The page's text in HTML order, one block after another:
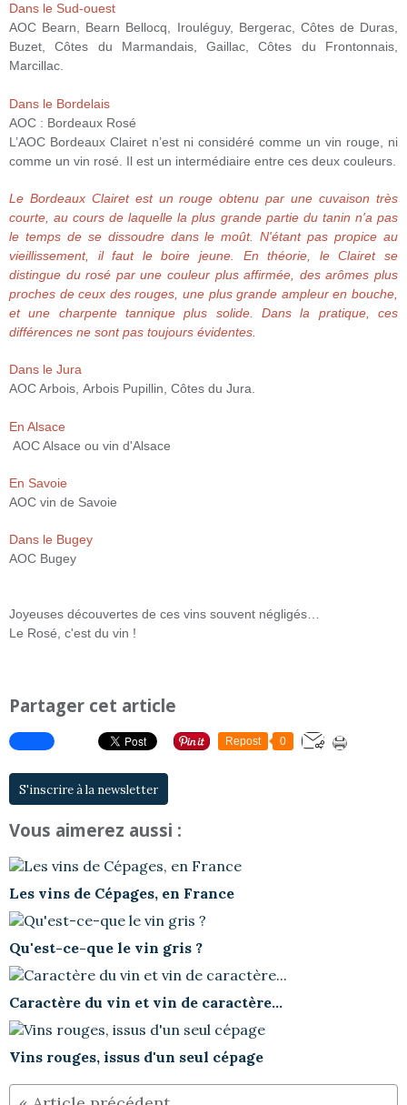
Dans le Sud-ouest
AOC Bearn, Bearn Bellocq, Irouléguy, Bergerac, Côtes de Duras,
Buzet, Côtes du Marmandais, Gaillac, Côtes du Frontonnais,
Marcillac.
Dans le Bordelais
AOC : Bordeaux Rosé
L’AOC Bordeaux Clairet n’est ni considéré comme un vin rouge, ni
comme un vin rosé. Il est un intermédiaire entre ces deux couleurs.
Le Bordeaux Clairet est un rouge obtenu par une cuvaison très
courte, au cours de laquelle la plus grande partie du tanin n'a pas
le temps de se dissoudre dans le moût. N'étant pas propice au
vieillissement, il faut le boire jeune. En théorie, le Clairet se
distingue du rosé par une couleur plus affirmée, des arômes plus
proches de ceux des rouges, une plus grande ampleur en bouche,
et une charpente tannique plus solide. Dans la pratique, ces
différences ne sont pas toujours évidentes.
Dans le Jura
AOC Arbois, Arbois Pupillin, Côtes du Jura.
En Alsace
AOC Alsace ou vin d'Alsace
En Savoie
AOC vin de Savoie
Dans le Bugey
AOC Bugey
Joyeuses découvertes de ces vins souvent négligés…
Le Rosé, c'est du vin !
Partager cet article
Repost 0
S'inscrire à la newsletter
Vous aimerez aussi :
Les vins de Cépages, en France
Qu'est-ce-que le vin gris ?
Caractère du vin et vin de caractère...
Vins rouges, issus d'un seul cépage